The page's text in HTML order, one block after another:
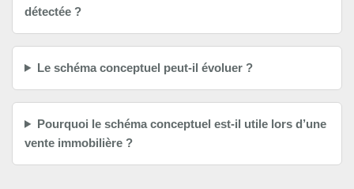
détectée ?
Le schéma conceptuel peut-il évoluer ?
Pourquoi le schéma conceptuel est-il utile lors d’une
vente immobilière ?